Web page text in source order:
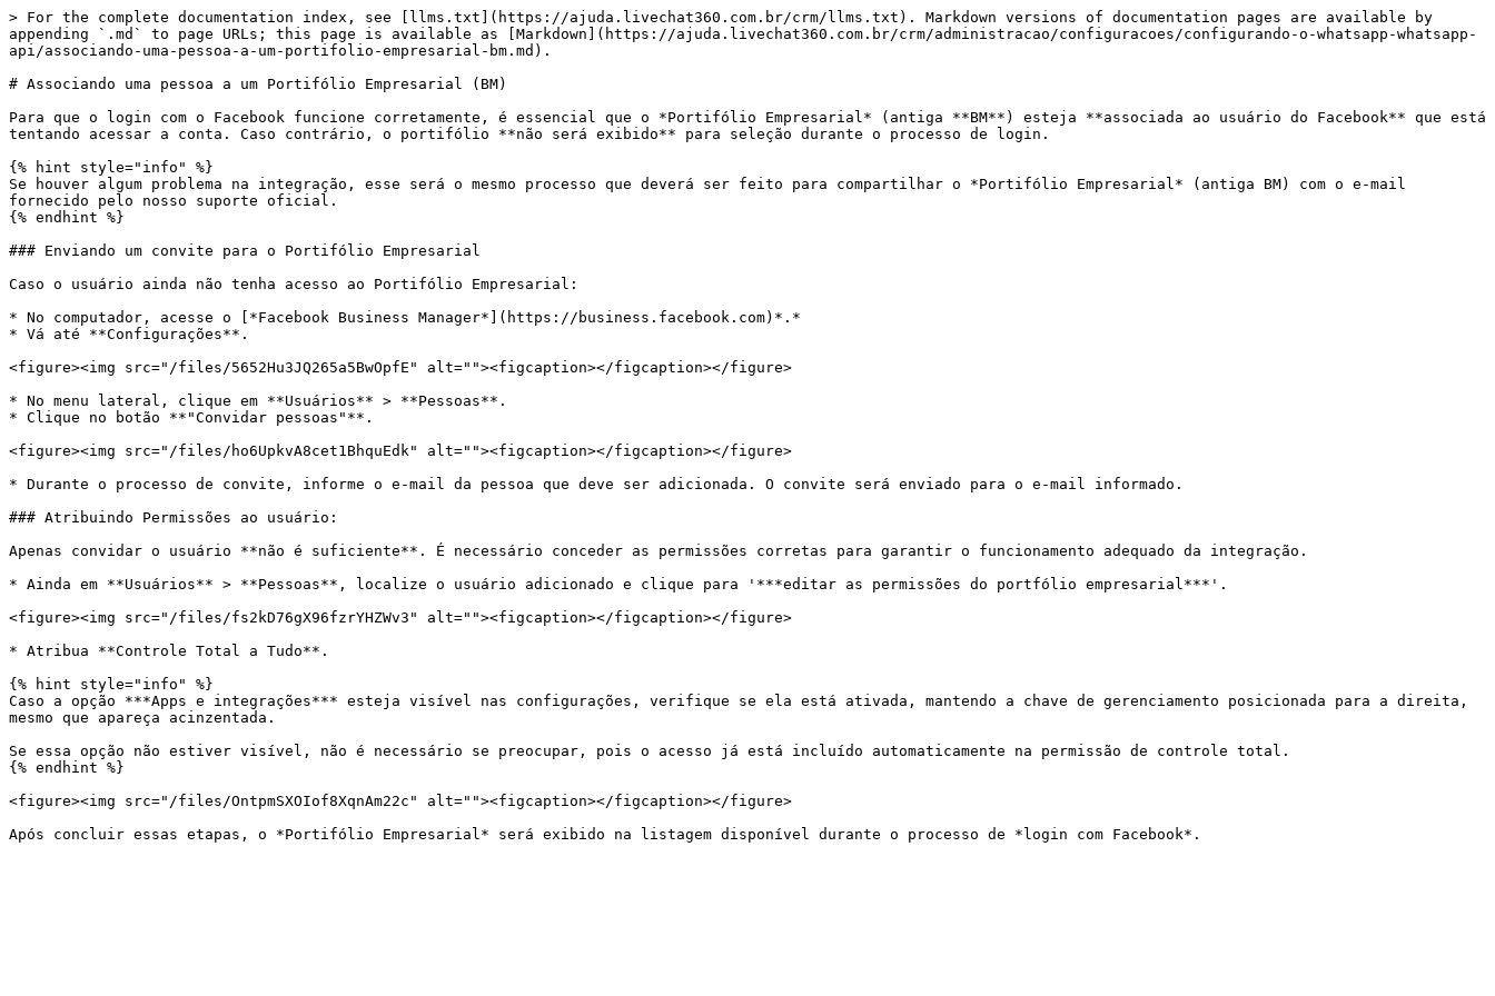
> For the complete documentation index, see [llms.txt](https://ajuda.livechat360.com.br/crm/llms.txt). Markdown versions of documentation pages are available by
appending `.md` to page URLs; this page is available as [Markdown](https://ajuda.livechat360.com.br/crm/administracao/configuracoes/configurando-o-whatsapp-whatsapp-
api/associando-uma-pessoa-a-um-portifolio-empresarial-bm.md).
# Associando uma pessoa a um Portifólio Empresarial (BM)
Para que o login com o Facebook funcione corretamente, é essencial que o *Portifólio Empresarial* (antiga **BM**) esteja **associada ao usuário do Facebook** que está
tentando acessar a conta. Caso contrário, o portifólio **não será exibido** para seleção durante o processo de login.
{% hint style="info" %}
Se houver algum problema na integração, esse será o mesmo processo que deverá ser feito para compartilhar o *Portifólio Empresarial* (antiga BM) com o e-mail
fornecido pelo nosso suporte oficial.
{% endhint %}
### Enviando um convite para o Portifólio Empresarial
Caso o usuário ainda não tenha acesso ao Portifólio Empresarial:
* No computador, acesse o [*Facebook Business Manager*](https://business.facebook.com)*.*
* Vá até **Configurações**.
<figure><img src="/files/5652Hu3JQ265a5BwOpfE" alt=""><figcaption></figcaption></figure>
* No menu lateral, clique em **Usuários** > **Pessoas**.
* Clique no botão **"Convidar pessoas"**.
<figure><img src="/files/ho6UpkvA8cet1BhquEdk" alt=""><figcaption></figcaption></figure>
* Durante o processo de convite, informe o e-mail da pessoa que deve ser adicionada. O convite será enviado para o e-mail informado.
### Atribuindo Permissões ao usuário:
Apenas convidar o usuário **não é suficiente**. É necessário conceder as permissões corretas para garantir o funcionamento adequado da integração.
* Ainda em **Usuários** > **Pessoas**, localize o usuário adicionado e clique para '***editar as permissões do portfólio empresarial***'.
<figure><img src="/files/fs2kD76gX96fzrYHZWv3" alt=""><figcaption></figcaption></figure>
* Atribua **Controle Total a Tudo**.
{% hint style="info" %}
Caso a opção ***Apps e integrações*** esteja visível nas configurações, verifique se ela está ativada, mantendo a chave de gerenciamento posicionada para a direita,
mesmo que apareça acinzentada.
Se essa opção não estiver visível, não é necessário se preocupar, pois o acesso já está incluído automaticamente na permissão de controle total.
{% endhint %}
<figure><img src="/files/OntpmSXOIof8XqnAm22c" alt=""><figcaption></figcaption></figure>